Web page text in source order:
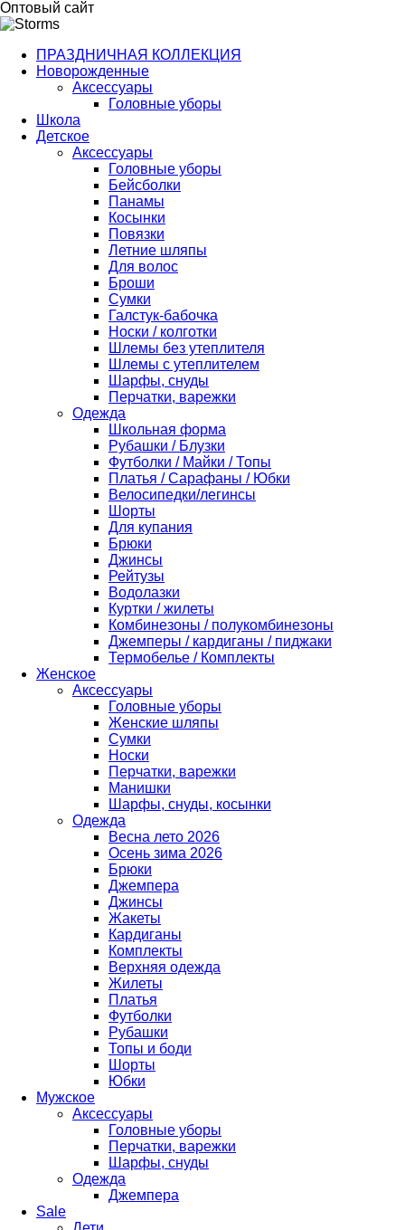
Оптовый сайт
ПРАЗДНИЧНАЯ КОЛЛЕКЦИЯ
Новорожденные
Аксессуары
Головные уборы
Школа
Детское
Аксессуары
Головные уборы
Бейсболки
Панамы
Косынки
Повязки
Летние шляпы
Для волос
Броши
Сумки
Галстук-бабочка
Носки / колготки
Шлемы без утеплителя
Шлемы с утеплителем
Шарфы, снуды
Перчатки, варежки
Одежда
Школьная форма
Рубашки / Блузки
Футболки / Майки / Топы
Платья / Сарафаны / Юбки
Велосипедки/легинсы
Шорты
Для купания
Брюки
Джинсы
Рейтузы
Водолазки
Куртки / жилеты
Комбинезоны / полукомбинезоны
Джемперы / кардиганы / пиджаки
Термобелье / Комплекты
Женское
Аксессуары
Головные уборы
Женские шляпы
Сумки
Носки
Перчатки, варежки
Манишки
Шарфы, снуды, косынки
Одежда
Весна лето 2026
Осень зима 2026
Брюки
Джемпера
Джинсы
Жакеты
Кардиганы
Комплекты
Верхняя одежда
Жилеты
Платья
Футболки
Рубашки
Топы и боди
Шорты
Юбки
Мужское
Аксессуары
Головные уборы
Перчатки, варежки
Шарфы, снуды
Одежда
Джемпера
Sale